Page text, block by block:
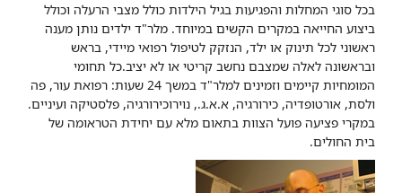
בכל סוגי המחלות והפגיעות בגיל הילדות כולל מצבי הרעלה וכולל
ביצוע החייאה במקרים הקשים במיוחד. מלר"ד ילדים נותן מענה
ראשוני לכל תינוק או ילד, הנזקק לטיפול רפואי מיידי, בראש
ובראשונה לאלה שמצבם נחשב קריטי או לא יציב.כל תחומי
המומחיות קיימים וזמינים למלר"ד במשך 24 שעות: רפואת עור, פה
ולסת, אורטופדיה, כירורגיה, א.א.ג., נוירוכירורגיה, פלסטיקה ועיניים.
במקרי פציעה פועל הצוות בתאום מלא עם יחידת הטראומה של
בית החולים.